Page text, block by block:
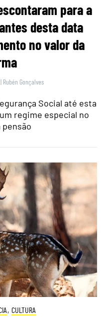
para a
desta data
no valor da
| Rubén Gonçalves
Social até esta
regime especial no
pensão
, CULTURA